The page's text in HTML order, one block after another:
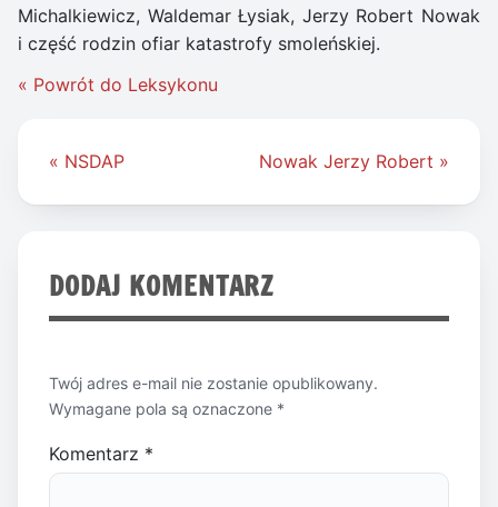
Michalkiewicz, Waldemar Łysiak, Jerzy Robert Nowak
i część rodzin ofiar katastrofy smoleńskiej.
« Powrót do Leksykonu
Nawigacja
« NSDAP Nowak Jerzy Robert »
DODAJ KOMENTARZ
Twój adres e-mail nie zostanie opublikowany.
Wymagane pola są oznaczone *
Komentarz *